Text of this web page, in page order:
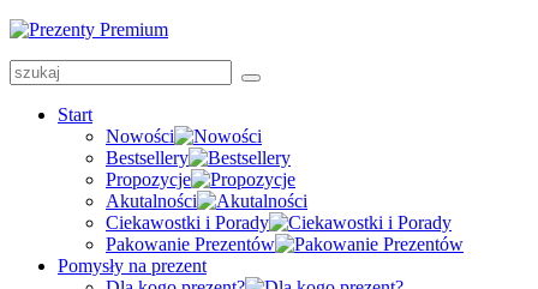
Start
Nowości
Bestsellery
Propozycje
Akutalności
Ciekawostki i Porady
Pakowanie Prezentów
Pomysły na prezent